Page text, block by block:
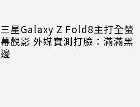
三星Galaxy Z Fold8主打全螢
幕觀影 外媒實測打臉：滿滿黑
邊